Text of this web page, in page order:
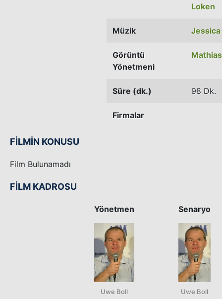
Loken
Müzik Jessica
Görüntü
Yönetmeni
Süre (dk.) 98 Dk.
Firmalar
FİLMİN KONUSU
Film Bulunamadı
FİLM KADROSU
Yönetmen
Uwe Boll
Senaryo
Uwe Boll